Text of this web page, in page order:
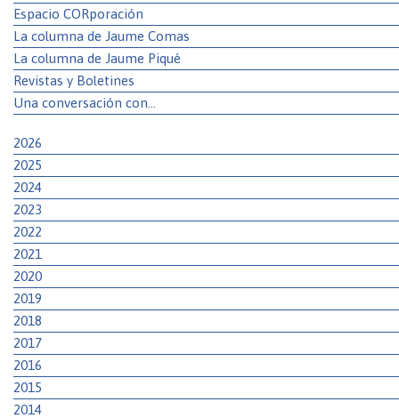
Espacio CORporación
La columna de Jaume Comas
La columna de Jaume Piqué
Revistas y Boletines
Una conversación con…
2026
2025
2024
2023
2022
2021
2020
2019
2018
2017
2016
2015
2014